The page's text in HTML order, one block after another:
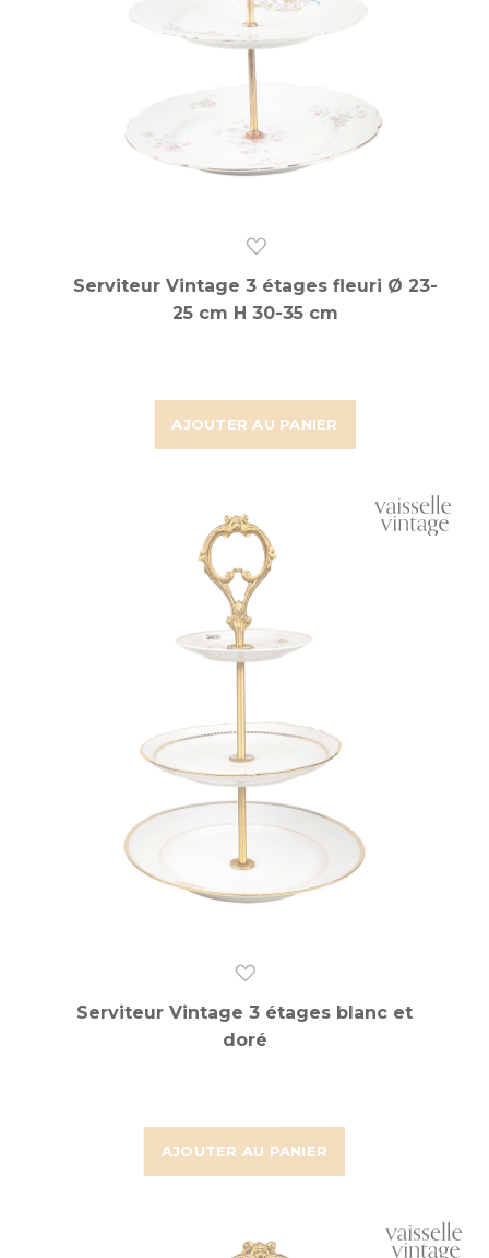
AJOUTER AU PANIER
Serviteur Vintage 3 étages fleuri Ø 23-
25 cm H 30-35 cm
AJOUTER AU PANIER
Serviteur Vintage 3 étages blanc et
doré